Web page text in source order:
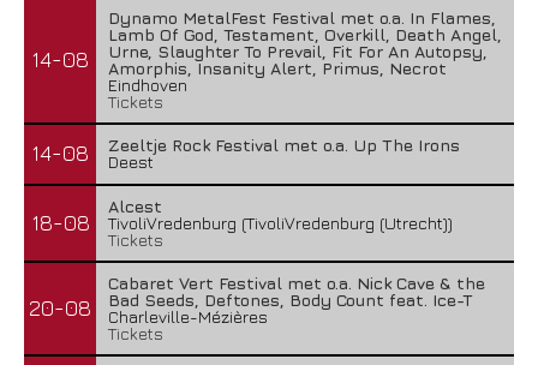
14-08
Dynamo MetalFest Festival met o.a. In Flames,
Lamb Of God, Testament, Overkill, Death Angel,
Urne, Slaughter To Prevail, Fit For An Autopsy,
Amorphis, Insanity Alert, Primus, Necrot
Eindhoven
Tickets
14-08
Zeeltje Rock Festival met o.a. Up The Irons
Deest
18-08
Alcest
TivoliVredenburg (TivoliVredenburg (Utrecht))
Tickets
20-08
Cabaret Vert Festival met o.a. Nick Cave & the
Bad Seeds, Deftones, Body Count feat. Ice-T
Charleville-Mézières
Tickets